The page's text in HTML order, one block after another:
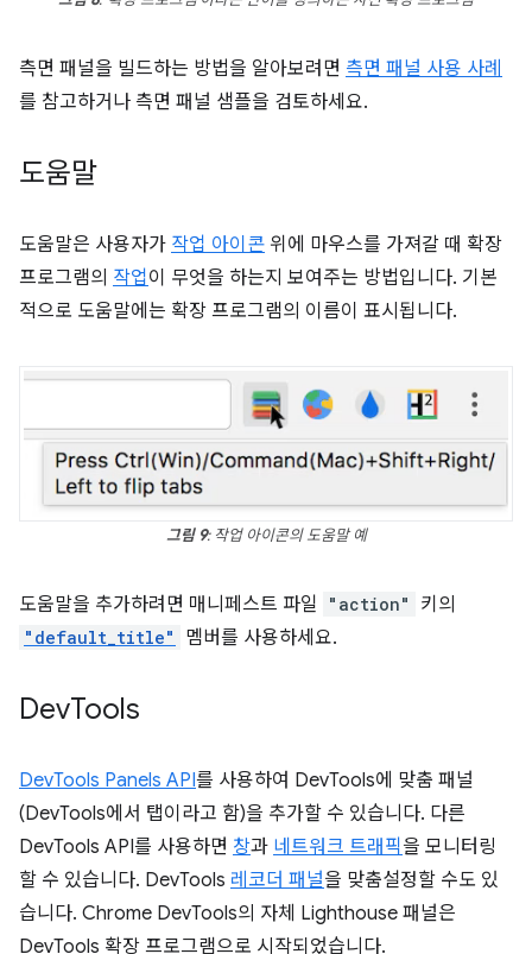
측면 패널을 빌드하는 방법을 알아보려면 측면 패널 사용 사례
를 참고하거나 측면 패널 샘플을 검토하세요.
도움말
도움말은 사용자가 작업 아이콘 위에 마우스를 가져갈 때 확장
프로그램의 작업이 무엇을 하는지 보여주는 방법입니다. 기본
적으로 도움말에는 확장 프로그램의 이름이 표시됩니다.
그림 9: 작업 아이콘의 도움말 예
도움말을 추가하려면 매니페스트 파일 "action" 키의
"default_title" 멤버를 사용하세요.
DevTools
DevTools Panels API를 사용하여 DevTools에 맞춤 패널
(DevTools에서 탭이라고 함)을 추가할 수 있습니다. 다른
DevTools API를 사용하면 창과 네트워크 트래픽 을 모니터링
할 수 있습니다. DevTools 레코더 패널을 맞춤설정할 수도 있
습니다. Chrome DevTools의 자체 Lighthouse 패널은
DevTools 확장 프로그램으로 시작되었습니다.